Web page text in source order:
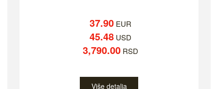
37.90EUR
45.48USD
3,790.00RSD
Više detalja